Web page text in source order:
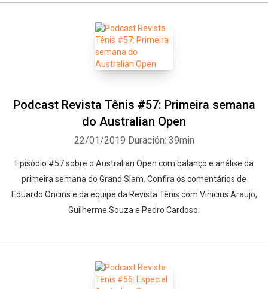
Podcast Revista Tênis #57: Primeira semana
do Australian Open
22/01/2019 Duración: 39min
Episódio #57 sobre o Australian Open com balanço e análise da
primeira semana do Grand Slam. Confira os comentários de
Eduardo Oncins e da equipe da Revista Tênis com Vinicius Araujo,
Guilherme Souza e Pedro Cardoso.